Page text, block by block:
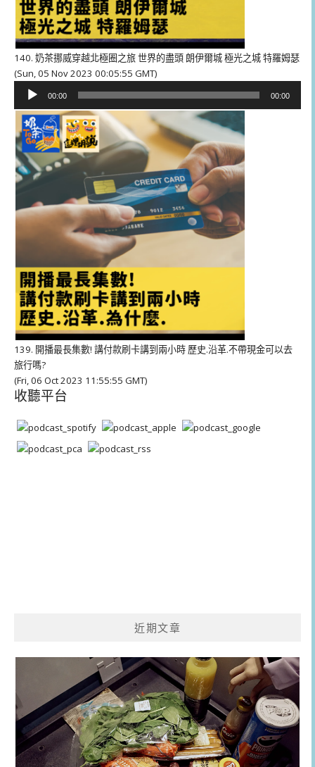
140. 奶茶挪威穿越北極圈之旅 世界的盡頭 朗伊爾城 極光之城 特羅姆瑟
(Sun, 05 Nov 2023 00:05:55 GMT)
播
放
器
00:00 00:00
139. 開播最長集數! 講付款刷卡講到兩小時 歷史.沿革.不帶現金可以去
旅行嗎?
(Fri, 06 Oct 2023 11:55:55 GMT)
收聽平台
近期文章